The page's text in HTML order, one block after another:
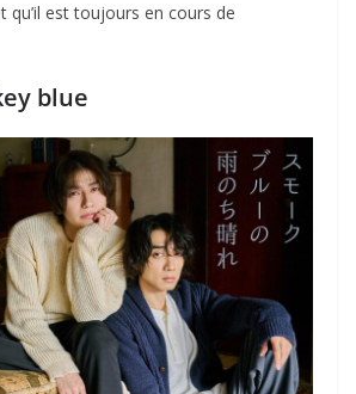
qu’il est toujours en cours de
blue